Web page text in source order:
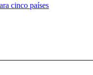
cinco países